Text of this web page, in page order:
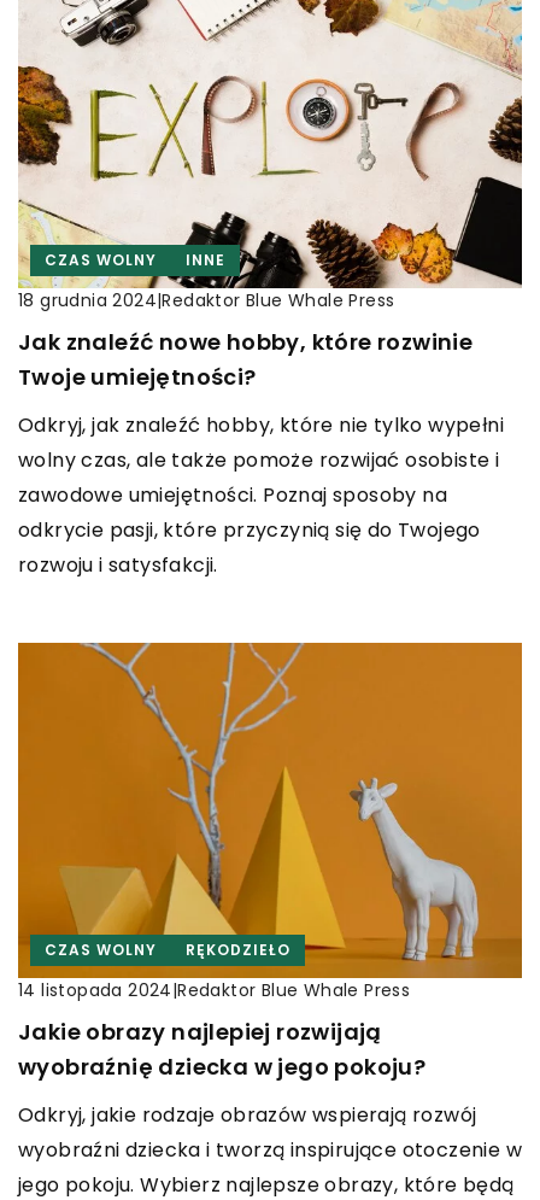
CZAS WOLNY INNE
18 grudnia 2024|Redaktor Blue Whale Press
Jak znaleźć nowe hobby, które rozwinie
Twoje umiejętności?
Odkryj, jak znaleźć hobby, które nie tylko wypełni
wolny czas, ale także pomoże rozwijać osobiste i
zawodowe umiejętności. Poznaj sposoby na
odkrycie pasji, które przyczynią się do Twojego
rozwoju i satysfakcji.
CZAS WOLNY RĘKODZIEŁO
14 listopada 2024|Redaktor Blue Whale Press
Jakie obrazy najlepiej rozwijają
wyobraźnię dziecka w jego pokoju?
Odkryj, jakie rodzaje obrazów wspierają rozwój
wyobraźni dziecka i tworzą inspirujące otoczenie w
jego pokoju. Wybierz najlepsze obrazy, które będą